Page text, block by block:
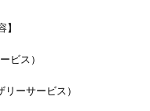
】
ビス）
ーサービス）